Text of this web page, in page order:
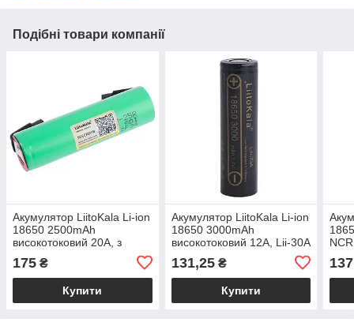
Подібні товари компанії
Акумулятор LiitoKala Li-ion
18650 2500mAh
високотоковий 20A, з
виводами, INR18650-25R-
N
175 ₴
Купити
Акумулятор LiitoKala Li-ion
18650 3000mAh
високотоковий 12A, Lii-30A
131,25₴
Купити